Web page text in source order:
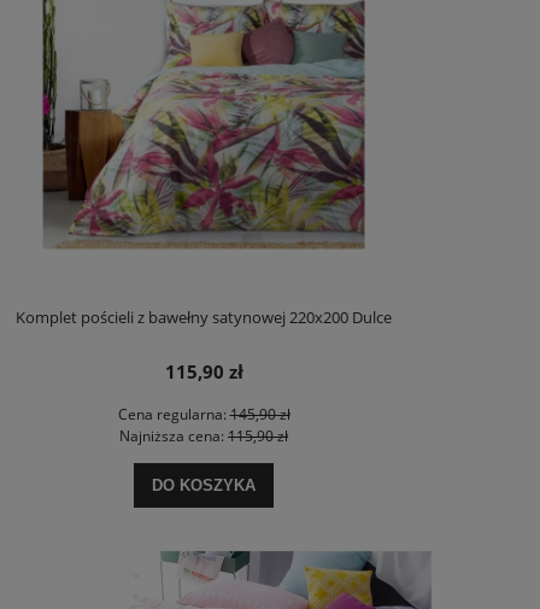
Komplet pościeli z bawełny satynowej 220x200 Dulce
115,90 zł
Cena regularna:145,90 zł
Najniższa cena: 115,90 zł
DO KOSZYKA